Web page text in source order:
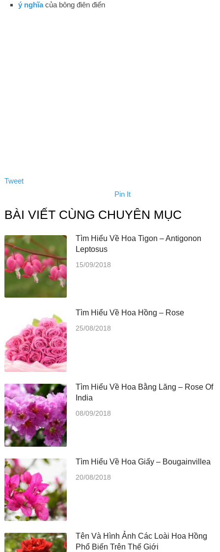
ý nghĩacủa bông điên điển
Tweet
Pin It
BÀI VIẾT CÙNG CHUYÊN MỤC
Tìm Hiểu Về Hoa Tigon – Antigonon
Leptosus
15/09/2018
Tìm Hiểu Về Hoa Hồng – Rose
25/08/2018
Tìm Hiểu Về Hoa Bằng Lăng – Rose Of
India
08/09/2018
Tìm Hiểu Về Hoa Giấy – Bougainvillea
20/08/2018
Tên Và Hình Ảnh Các Loài Hoa Hồng
Phổ Biến Trên Thế Giới